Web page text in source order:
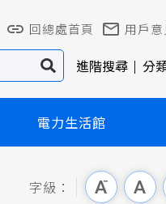
回總處首頁 用戶
進階搜尋 分
電力生活館
字級：